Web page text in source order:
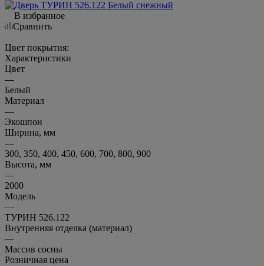
В избранное
Сравнить
Цвет покрытия:
Характеристики
Цвет
—
Белый
Материал
—
Экошпон
Ширина, мм
—
300, 350, 400, 450, 600, 700, 800, 900
Высота, мм
—
2000
Модель
—
ТУРИН 526.122
Внутренняя отделка (материал)
—
Массив сосны
Розничная цена